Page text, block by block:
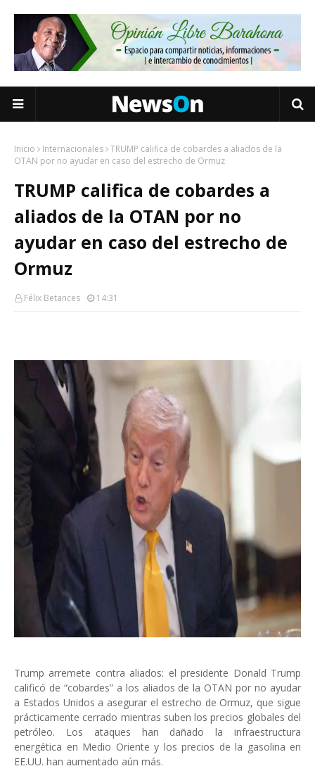
Inicio Internacionales TRUMP califica de cobardes a aliados de la
OTAN por no ayudar en caso del estrecho de Ormuz
TRUMP califica de cobardes a
aliados de la OTAN por no
ayudar en caso del estrecho de
Ormuz
Félix Betances 14:31
Trump arremete contra aliados: el presidente Donald Trump
calificó de “cobardes” a los aliados de la OTAN por no ayudar
a Estados Unidos a asegurar el estrecho de Ormuz, que sigue
prácticamente cerrado mientras suben los precios globales del
petróleo. Los ataques han dañado la infraestructura
energética en Medio Oriente y los precios de la gasolina en
EE.UU. han aumentado aún más.